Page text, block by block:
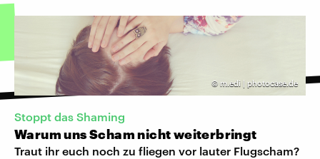
© m.edi | photocase.de
Stoppt das Shaming
Warum uns Scham nicht weiterbringt
Traut ihr euch noch zu fliegen vor lauter Flugscham?